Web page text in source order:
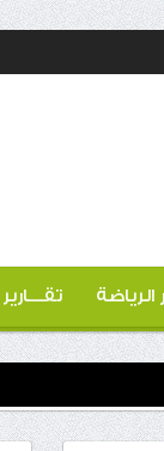
الرياضة تقـــارير